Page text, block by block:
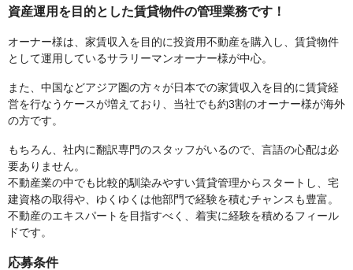
資産運用を目的とした賃貸物件の管理業務です！
オーナー様は、家賃収入を目的に投資用不動産を購入し、賃貸物件
として運用しているサラリーマンオーナー様が中心。
また、中国などアジア圏の方々が日本での家賃収入を目的に賃貸経
営を行なうケースが増えており、当社でも約3割のオーナー様が海外
の方です。
もちろん、社内に翻訳専門のスタッフがいるので、言語の心配は必
要ありません。
不動産業の中でも比較的馴染みやすい賃貸管理からスタートし、宅
建資格の取得や、ゆくゆくは他部門で経験を積むチャンスも豊富。
不動産のエキスパートを目指すべく、着実に経験を積めるフィール
ドです。
応募条件